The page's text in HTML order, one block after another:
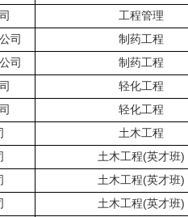
工程管理
司
制药工程
司
制药工程
轻化工程
轻化工程
土木工程
土木工程(英才班)
土木工程(英才班)
土木工程(英才班)